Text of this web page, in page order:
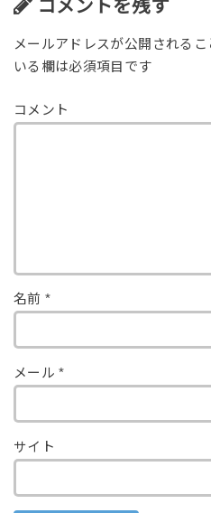
コメントを残す
メールアドレスが公開されるこ
いる欄は必須項目です
コメント
名前 *
メール*
サイト